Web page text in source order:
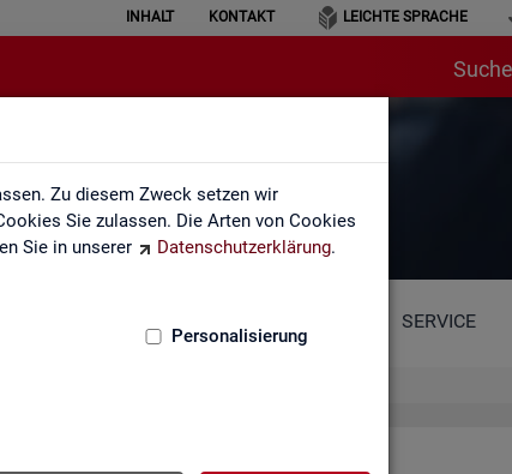
Zu diesem Zweck setzen wir
Sie zulassen. Die Arten von Cookies
Sie in unserer
Datenschutzerklärung.
Personalisierung
INHALT KONTAKT LEICHTE SPRACHE
Suche
SERVICE